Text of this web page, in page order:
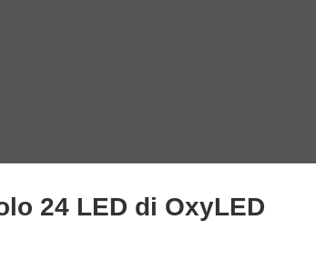
24 LED di OxyLED